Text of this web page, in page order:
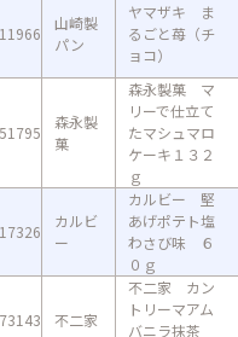
山崎製
パン
ヤマザキ ま
るごと苺（チ
ョコ）
森永製
菓
森永製菓 マ
リーで仕立て
たマシュマロ
ケーキ１３２
ｇ
カルビ
ー
カルビー 堅
あげポテト塩
わさび味 ６
０ｇ
不二家
不二家 カン
トリーマアム
バニラ抹茶